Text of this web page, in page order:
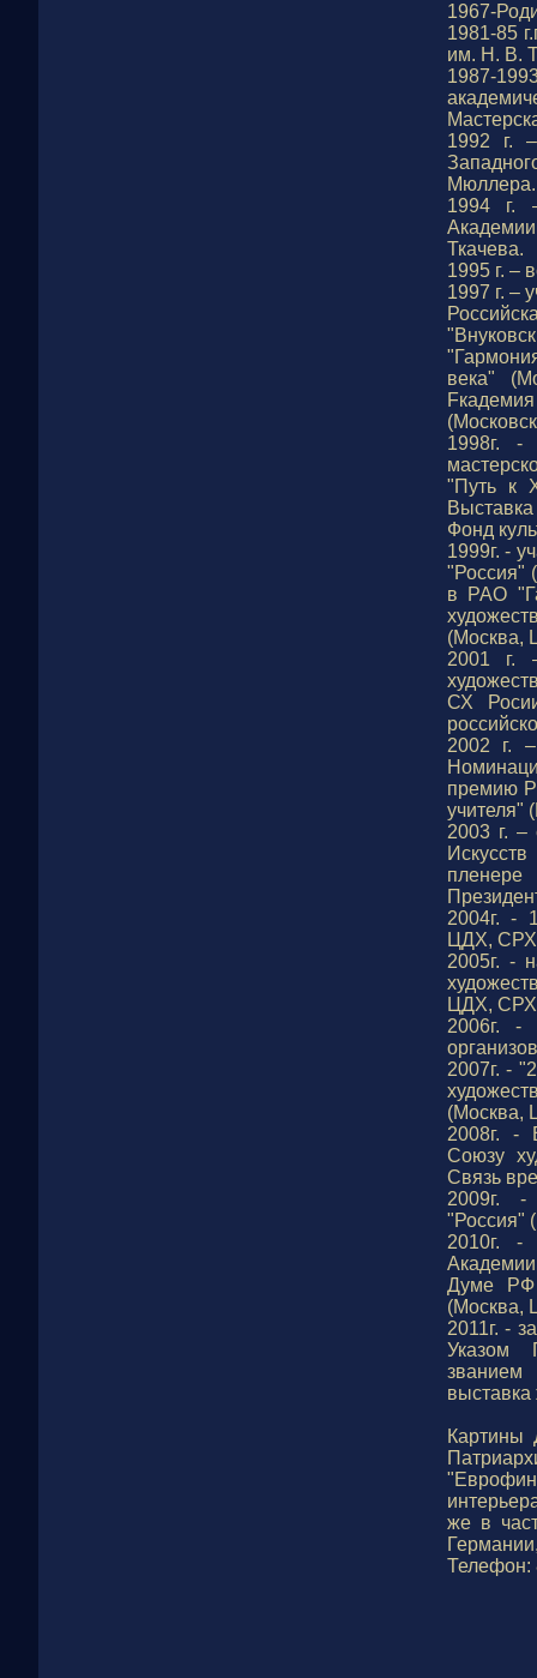
1967-
1981-85
им. Н. В.
1987-
1992 г.
Мюллера.
1994 г.
Ткачева.
1995 г. –
1997 г. –
века"
1998г. -
"Путь к
Фонд
1999г. -
"Росcия"
в РАО
(Москва,
2001 г.
СХ
2002 г.
премию
учителя"
2003 г.
2004г. -
ЦДХ,
2005г. -
ЦДХ,
2006г. -
2007г. -
(Москва,
2008г. -
Союзу
Связь
2009г. -
"Россия"
2010г. -
Думе РФ
(Москва,
2011г. -
Указом
званием
Картины
же в
Телефон: